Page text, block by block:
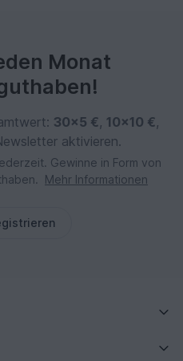
Monat
30×5 €, 10×10 €,
aktivieren.
Gewinne in Form von
Mehr Informationen